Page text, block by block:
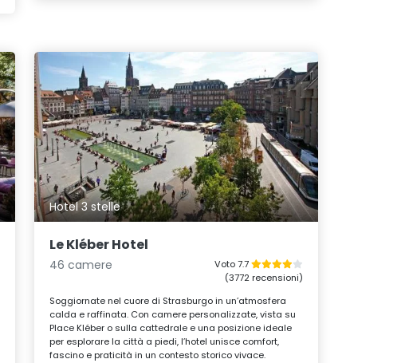
Hotel 3 stelle
Le Kléber Hotel
46 camere
Voto 7.7
(3772 recensioni)
Soggiornate nel cuore di Strasburgo in un’atmosfera
calda e raffinata. Con camere personalizzate, vista su
Place Kléber o sulla cattedrale e una posizione ideale
per esplorare la città a piedi, l’hotel unisce comfort,
fascino e praticità in un contesto storico vivace.